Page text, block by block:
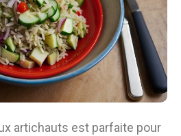
artichauts est parfaite pour